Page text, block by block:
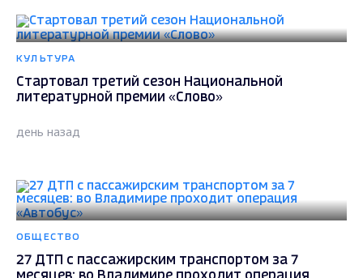
КУЛЬТУРА
Стартовал третий сезон Национальной
литературной премии «Слово»
день назад
ОБЩЕСТВО
27 ДТП с пассажирским транспортом за 7